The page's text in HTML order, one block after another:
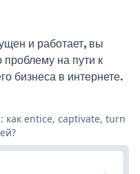
и работает, вы
на пути к
бизнеса в интернете.
entice, captivate, turn